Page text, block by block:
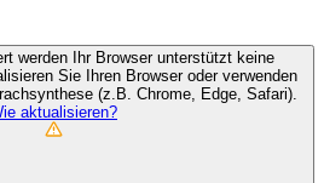
werden
Ihr Browser unterstützt keine
Sie Ihren Browser oder verwenden
(z.B. Chrome, Edge, Safari).
aktualisieren?